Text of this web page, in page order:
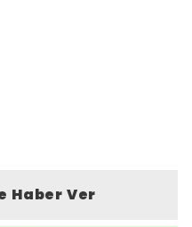
Haber Ver